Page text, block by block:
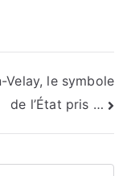
Velay, le symbole
de l’État pris …